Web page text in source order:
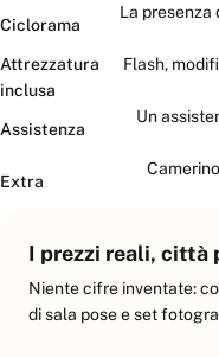
Ciclorama
La
Attrezzatura
inclusa
Flash,
Assistenza
Un
Extra
I prezzi reali, città
Niente cifre inventate:
di sala pose e set